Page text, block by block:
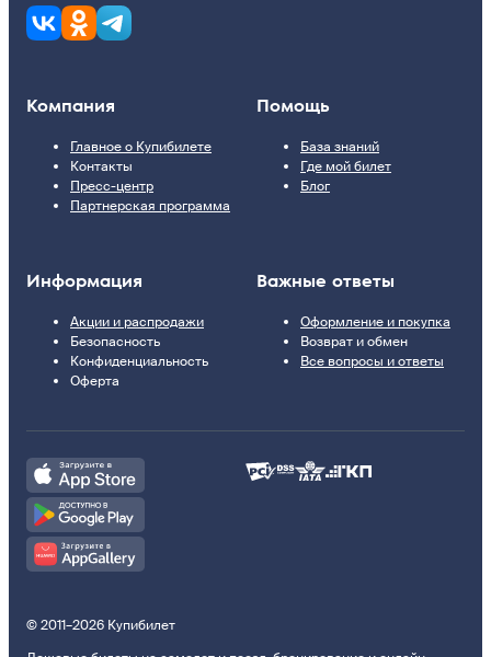
Компания
Главное о Купибилете
Контакты
Пресс-центр
Партнерская программа
Помощь
База знаний
Где мой билет
Блог
Информация
Акции и распродажи
Безопасность
Конфиденциальность
Оферта
Важные ответы
Оформление и покупка
Возврат и обмен
Все вопросы и ответы
© 2011–2026 Купибилет